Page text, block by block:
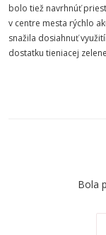
bolo tiež navrhnúť
v centre mesta rýchlo
snažila dosiahnuť
dostatku tieniacej
Bola